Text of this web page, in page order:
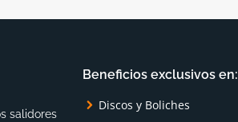
salidores
Beneficios exclusivos en:
Discos y Boliches